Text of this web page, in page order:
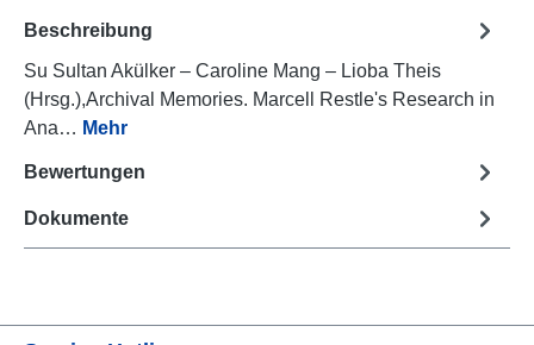
Beschreibung
Su Sultan Akülker – Caroline Mang – Lioba Theis
(Hrsg.),Archival Memories. Marcell Restle's Research in
Ana… Mehr
Bewertungen
Dokumente